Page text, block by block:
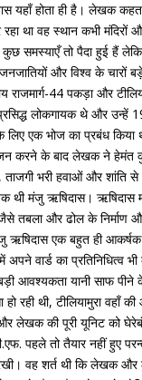
यहाँ होता ही है।
था वह स्थान कभी मंदिरों
समस्याएँ तो पैदा हुई हैं
और विश्व के चारों
राजमार्ग-44 पकड़ा और
लोकगायक थे और उन्हें
एक भोज का प्रबंध किया
करने के बाद लेखक ने हेमंत
ताजगी भरी हवाओं और शांति
थी मंजु ऋषिदास। ऋषिदास
तबला और ढोल के
एक बहुत ही आकर्षक
वार्ड का
आवश्यकता यानी साफ पीने
रही थी, टीलियामुरा
लेखक की पूरी यूनिट को
पहले तो तैयार नहीं हुए
वह शर्त थी कि लेखक और